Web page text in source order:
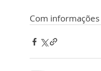
Com informações